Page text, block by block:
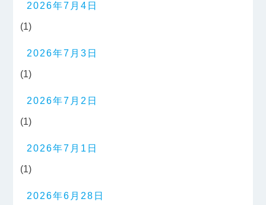
2026年7月4日
(1)
2026年7月3日
(1)
2026年7月2日
(1)
2026年7月1日
(1)
2026年6月28日